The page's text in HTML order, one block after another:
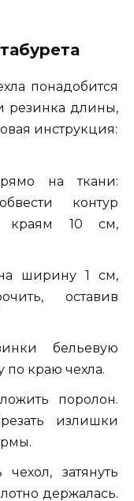
понадобится
резинка длины,
инструкция:
на ткани:
контур
краям 10 см,
ширину 1 см,
оставив
бельевую
по краю чехла.
поролон.
излишки
затянуть
держалась.